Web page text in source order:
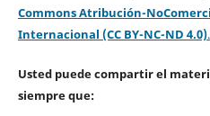
Commons Atribución-
Internacional (CC BY-NC-ND 4.0).
Usted puede compartir el
siempre que: